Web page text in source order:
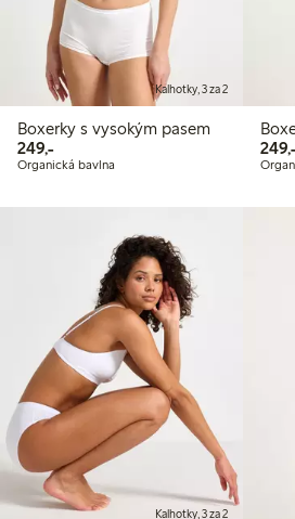
Kalhotky, 3 za 2
Boxerky s vysokým pasem
249,-249,00 Kč
Organická bavlna
Kalhotky, 3 za 2